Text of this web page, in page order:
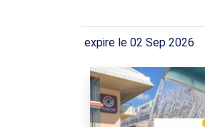
expire le 02 Sep 2026